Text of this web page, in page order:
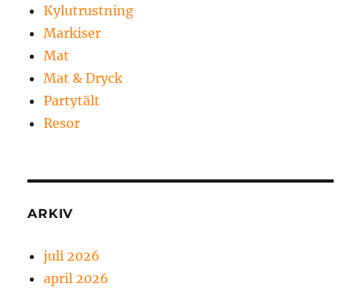
Kylutrustning
Markiser
Mat
Mat & Dryck
Partytält
Resor
ARKIV
juli 2026
april 2026